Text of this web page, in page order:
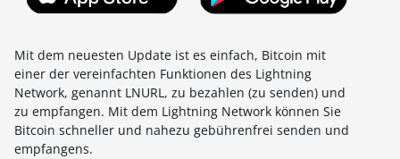
Mit dem neuesten Update ist es einfach, Bitcoin mit
einer der vereinfachten Funktionen des Lightning
Network, genannt LNURL, zu bezahlen (zu senden) und
zu empfangen. Mit dem Lightning Network können Sie
Bitcoin schneller und nahezu gebührenfrei senden und
empfangens.